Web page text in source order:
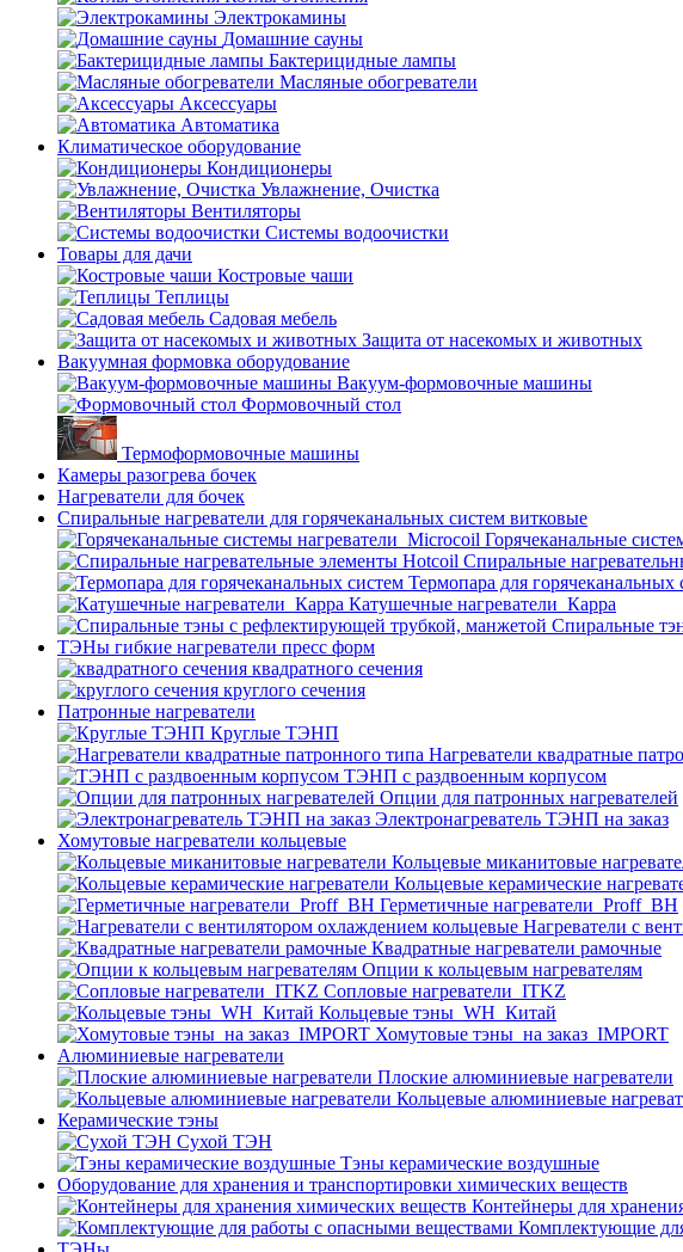
Электрокамины
Домашние сауны
Бактерицидные лампы
Масляные обогреватели
Аксессуары
Автоматика
Климатическое оборудование
Кондиционеры
Увлажнение, Очистка
Вентиляторы
Системы водоочистки
Товары для дачи
Костровые чаши
Теплицы
Садовая мебель
Защита от насекомых и животных
Вакуумная формовка оборудование
Вакуум-формовочные машины
Формовочный стол
Термоформовочные машины
Камеры разогрева бочек
Нагреватели для бочек
Спиральные нагреватели для горячеканальных систем витковые
Горячеканальные
Спиральные
Термопара для горячеканальных
Катушечные нагреватели_Карра
Спиральные
ТЭНы гибкие нагреватели пресс форм
квадратного сечения
круглого сечения
Патронные нагреватели
Круглые ТЭНП
Нагреватели квадратные
ТЭНП с раздвоенным корпусом
Опции для патронных нагревателей
Электронагреватель ТЭНП на заказ
Хомутовые нагреватели кольцевые
Кольцевые миканитовые
Кольцевые керамические
Герметичные нагреватели_Proff_BH
Нагреватели с
Квадратные нагреватели рамочные
Опции к кольцевым нагревателям
Cопловые нагреватели_ITKZ
Кольцевые тэны_WH_Китай
Хомутовые тэны_на заказ_IMPORT
Алюминиевые нагреватели
Плоские алюминиевые нагреватели
Кольцевые алюминиевые
Керамические тэны
Сухой ТЭН
Тэны керамические воздушные
Оборудование для хранения и транспортировки химических веществ
Контейнеры для
Комплектующие